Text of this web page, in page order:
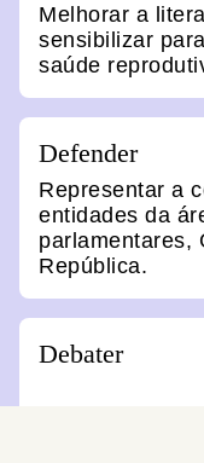
Melhorar a
sensibilizar
saúde
Defender
Representar a
entidades da
parlamentares,
República.
Debater